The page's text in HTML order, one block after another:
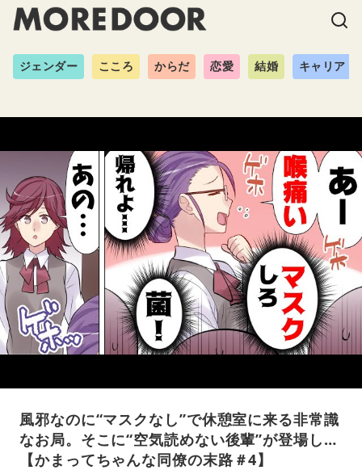
ジェンダー こころ からだ 恋愛 結婚 キャリア
風邪なのに“マスクなし”で休憩室に来る非常識
なお局。そこに“空気読めない後輩”が登場し…
【かまってちゃんな同僚の末路＃4】